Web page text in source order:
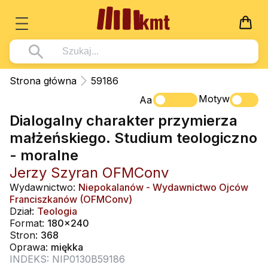
Książki
Wszystko z kategorii - Książki
Pismo Święte
Kościół Katolicki
Duszpasterstwo
Teologia
Życie chrześcijańskie
Duchowość
Literatura piękna
Wszystko z kategorii - Multimedia
DVD
CD-ROM
Muzyka
Rekolekcje i inne na CD
Śpiew i modlitwa
Muzyka klasyczna
Dla Dzieci
Wszystko z kategorii - Dla Dzieci
Literatura (D)
Płyty, DVD (D)
Podręczniki i pomoce dydaktyczne
Podręczniki
Wszystko z kategorii - Podręczniki
Podręczniki i pomoce dydaktyczne
Zabawa i Nauka
Nowości
Zaloguj się
Strona główna
59186
Aa
Motyw
Dialogalny charakter przymierza
małżeńskiego. Studium teologiczno
- moralne
Jerzy Szyran OFMConv
Wydawnictwo: Niepokalanów - Wydawnictwo Ojców
Franciszkanów (OFMConv)
Dział: Teologia
Format: 180x240
Stron: 368
Oprawa: miękka
INDEKS: NIP0130B59186